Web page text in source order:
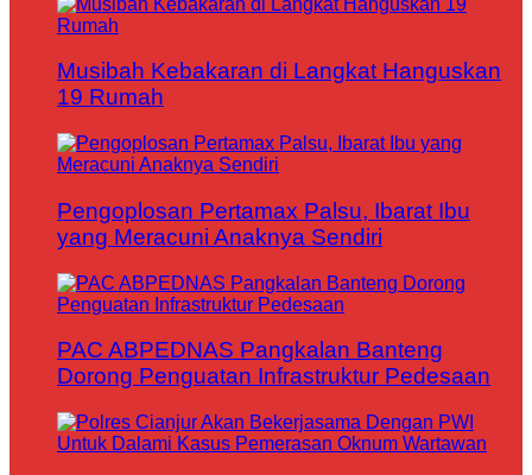
Musibah Kebakaran di Langkat Hanguskan
19 Rumah
Pengoplosan Pertamax Palsu, Ibarat Ibu
yang Meracuni Anaknya Sendiri
PAC ABPEDNAS Pangkalan Banteng
Dorong Penguatan Infrastruktur Pedesaan